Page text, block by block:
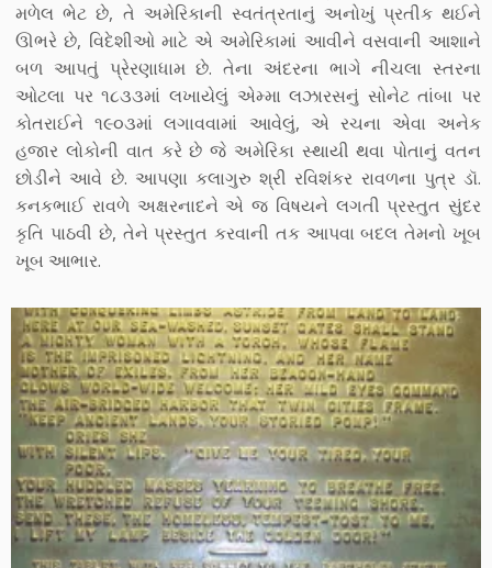
મળેલ ભેટ છે, તે અમેરિકાની સ્વતંત્રતાનું અનોખું પ્રતીક થઈને
ઊભરે છે, વિદેશીઓ માટે એ અમેરિકામાં આવીને વસવાની આશાને
બળ આપતું પ્રેરણાધામ છે. તેના અંદરના ભાગે નીચલા સ્તરના
ઓટલા પર ૧૮૩૩માં લખાયેલું એમ્મા લઝારસનું સોનેટ તાંબા પર
કોતરાઈને ૧૯૦૩માં લગાવવામાં આવેલું, એ રચના એવા અનેક
હજાર લોકોની વાત કરે છે જે અમેરિકા સ્થાયી થવા પોતાનું વતન
છોડીને આવે છે. આપણા કલાગુરુ શ્રી રવિશંકર રાવળના પુત્ર ડૉ.
કનકભાઈ રાવળે અક્ષરનાદને એ જ વિષયને લગતી પ્રસ્તુત સુંદર
કૃતિ પાઠવી છે, તેને પ્રસ્તુત કરવાની તક આપવા બદલ તેમનો ખૂબ
ખૂબ આભાર.